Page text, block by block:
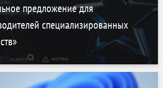
предложение для
специализированных